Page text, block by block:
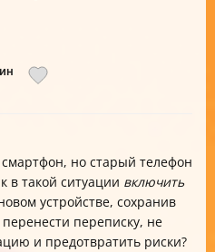
но старый телефон
в такой ситуации включить
устройстве, сохранив
переписку, не
и предотвратить риски?